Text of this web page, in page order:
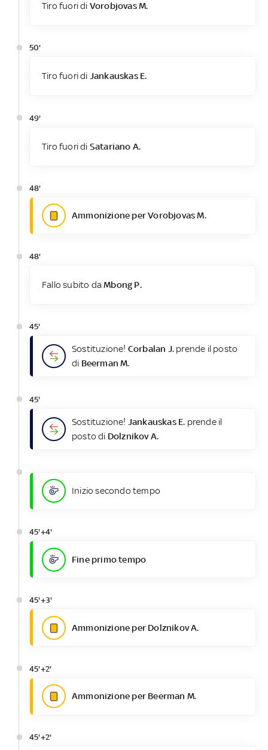
Tiro fuori di Vorobjovas M.
50'
Tiro fuori di Jankauskas E.
49'
Tiro fuori di Satariano A.
48'
Ammonizione per Vorobjovas M.
48'
Fallo subito daMbong P.
45'
Sostituzione! Corbalan J. prende il posto
di Beerman M.
45'
Sostituzione! Jankauskas E. prende il
posto di Dolznikov A.
Inizio secondo tempo
45'+4'
Fine primo tempo
45'+3'
Ammonizione per Dolznikov A.
45'+2'
Ammonizione per Beerman M.
45'+2'